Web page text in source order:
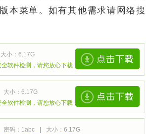
本菜单。如有其他需求请网络搜
大小：6.17G
全软件检测，请您放心下载
大小：6.17G
全软件检测，请您放心下载
密码：1abc
大小：6.17G